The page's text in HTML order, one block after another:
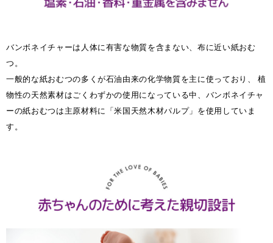
バンボネイチャーは人体に有害な物質を含まない、布に近い紙おむ
つ。
一般的な紙おむつの多くが石油由来の化学物質を主に使っており、 植
物性の天然素材はごくわずかの使用になっている中、バンボネイチャ
ーの紙おむつは主原材料に「米国天然木材パルプ」を使用していま
す。